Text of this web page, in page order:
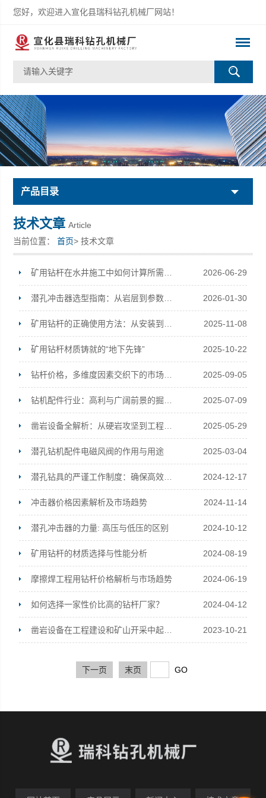
您好，欢迎进入宣化县瑞科钻孔机械厂网站！
宣化县瑞科钻孔机械厂
产品目录
技术文章 Article
当前位置：首页> 技术文章
2026-06-29
2026-01-30
2025-11-08
矿用钻杆材质铸就的“地下先锋” 2025-10-22
2025-09-05
2025-07-09
2025-05-29
潜孔钻机配件电磁风阀的作用与用途 2025-03-04
2024-12-17
冲击器价格因素解析及市场趋势 2024-11-14
潜孔冲击器的力量: 高压与低压的区别 2024-10-12
矿用钻杆的材质选择与性能分析 2024-08-19
摩擦焊工程用钻杆价格解析与市场趋势 2024-06-19
如何选择一家性价比高的钻杆厂家？ 2024-04-12
2023-10-21
下一页 末页